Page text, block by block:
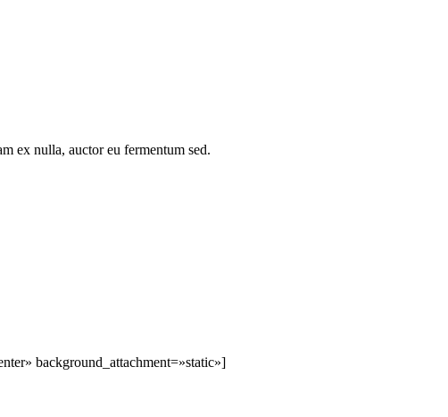
ex nulla, auctor eu fermentum sed.
background_attachment=»static»]